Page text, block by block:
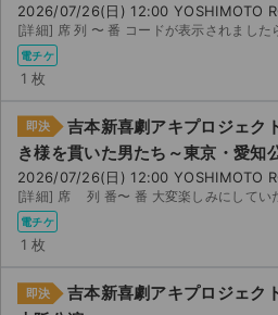
サイト情報
チケットジャム運営会社
チケットジャム利用規約
プライバシーポリシー
特定商取引法に基づく表記
2026/07/26(日) 12:00 YOSHIMOTO
[詳細] 席 列 〜 番 コードが表示されました
電チケ
1 枚
即決
吉本新喜劇アキプロジェク
き様を貫いた男たち～東京・愛知
2026/07/26(日) 12:00 YOSHIMOTO
電チケ
1 枚
即決
吉本新喜劇アキプロジェク